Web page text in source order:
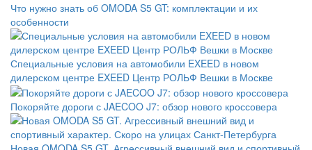
Что нужно знать об OMODA S5 GT: комплектации и их
особенности
Специальные условия на автомобили EXEED в новом
дилерском центре EXEED Центр РОЛЬФ Вешки в Москве
Покоряйте дороги с JAECOO J7: обзор нового кроссовера